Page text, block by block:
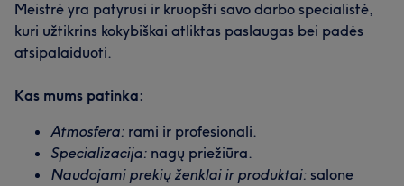
Meistrė yra patyrusi ir kruopšti savo darbo specialistė,
kuri užtikrins kokybiškai atliktas paslaugas bei padės
atsipalaiduoti.
Kas mums patinka:
Atmosfera: rami ir profesionali.
Specializacija: nagų priežiūra.
Naudojami prekių ženklai ir produktai: salone